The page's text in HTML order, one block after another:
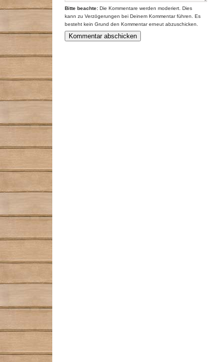
Bitte beachte: Die Kommentare werden moderiert. Dies
kann zu Verzögerungen bei Deinem Kommentar führen. Es
besteht kein Grund den Kommentar erneut abzuschicken.